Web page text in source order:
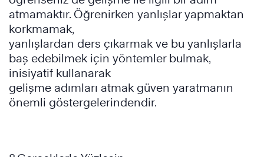
atmamaktır. Öğrenirken yanlışlar yapmaktan
korkmamak,
yanlışlardan ders çıkarmak ve bu yanlışlarla
baş edebilmek için yöntemler bulmak,
inisiyatif kullanarak
gelişme adımları atmak güven yaratmanın
önemli göstergelerindendir.